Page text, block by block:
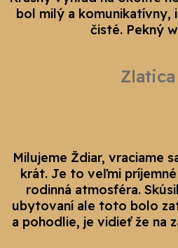
bol milý a komunikatívny,
čisté. Pekný
Zlatica
Milujeme Ždiar, vraciame
krát. Je to veľmi
rodinná atmosféra.
ubytovaní ale toto bolo
a pohodlie, je vidieť že na